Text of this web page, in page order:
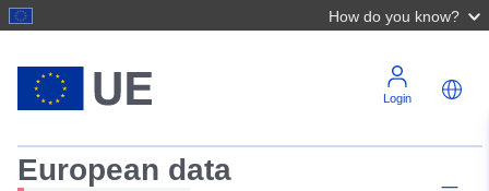
How do you know?
Login
European data